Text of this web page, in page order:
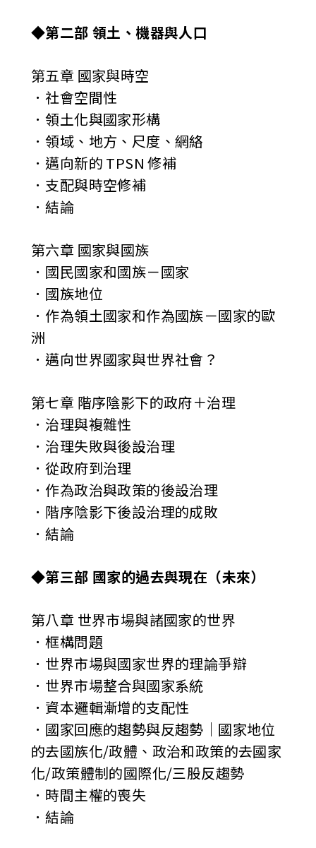
◆第二部 領土、機器與人口
第五章 國家與時空
．社會空間性
．領土化與國家形構
．領域、地方、尺度、網絡
．邁向新的 TPSN 修補
．支配與時空修補
．結論
第六章 國家與國族
．國民國家和國族－國家
．國族地位
．作為領土國家和作為國族－國家的歐
洲
．邁向世界國家與世界社會？
第七章 階序陰影下的政府＋治理
．治理與複雜性
．治理失敗與後設治理
．從政府到治理
．作為政治與政策的後設治理
．階序陰影下後設治理的成敗
．結論
◆第三部 國家的過去與現在（未來）
第八章 世界市場與諸國家的世界
．框構問題
．世界市場與國家世界的理論爭辯
．世界市場整合與國家系統
．資本邏輯漸增的支配性
．國家回應的趨勢與反趨勢│國家地位
的去國族化/政體、政治和政策的去國家
化/政策體制的國際化/三股反趨勢
．時間主權的喪失
．結論